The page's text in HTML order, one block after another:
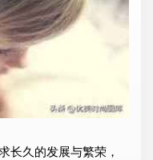
长久的发展与繁荣，